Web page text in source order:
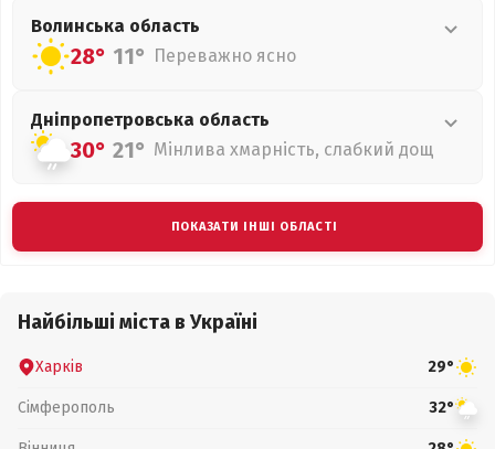
Волинська область
28° 11° Переважно ясно
Дніпропетровська область
30° 21° Мінлива хмарність, слабкий дощ
ПОКАЗАТИ ІНШІ ОБЛАСТІ
Найбільші міста в Україні
Харків 29°
Сімферополь 32°